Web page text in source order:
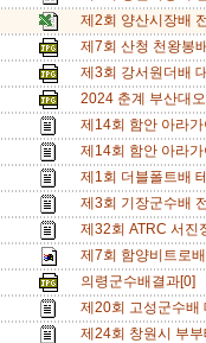
제2회 양산시장배
제7회 산청 천왕봉
제3회 강서원더배
2024 춘계 부산대
제14회 함안 아라
제14회 함안 아라
제1회 더블폴트배
제3회 기장군수배
제32회 ATRC 서
제7회 함양비트로
의령군수배결과[0]
제20회 고성군수
제24회 창원시 부